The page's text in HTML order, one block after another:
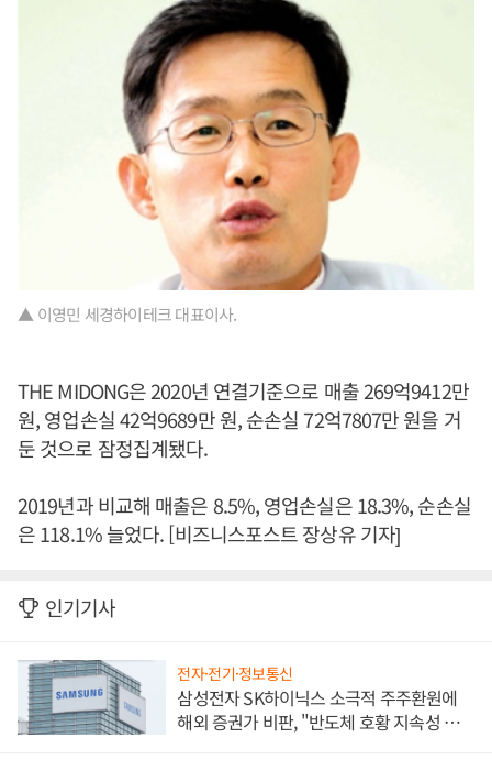
▲ 이영민 세경하이테크 대표이사.
THE MIDONG은 2020년 연결기준으로 매출 269억9412만
원, 영업손실 42억9689만 원, 순손실 72억7807만 원을 거
둔 것으로 잠정집계됐다.
2019년과 비교해 매출은 8.5%, 영업손실은 18.3%, 순손실
은 118.1% 늘었다. [비즈니스포스트 장상유 기자]
인기기사
전자·전기·정보통신
삼성전자 SK하이닉스 소극적 주주환원에
해외 증권가 비판, "반도체 호황 지속성 의